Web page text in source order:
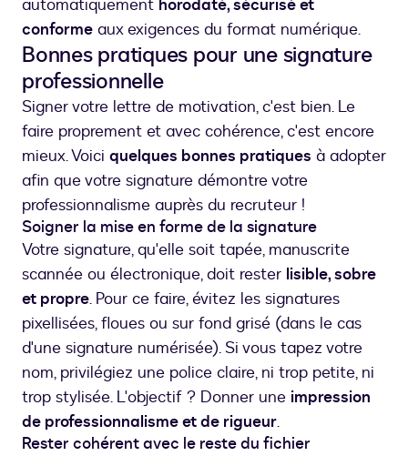
automatiquement horodaté, sécurisé et
conforme aux exigences du format numérique.
Bonnes pratiques pour une signature
professionnelle
Signer votre lettre de motivation, c'est bien. Le
faire proprement et avec cohérence, c'est encore
mieux. Voici quelques bonnes pratiques à adopter
afin que votre signature démontre votre
professionnalisme auprès du recruteur !
Soigner la mise en forme de la signature
Votre signature, qu'elle soit tapée, manuscrite
scannée ou électronique, doit rester lisible, sobre
et propre. Pour ce faire, évitez les signatures
pixellisées, floues ou sur fond grisé (dans le cas
d'une signature numérisée). Si vous tapez votre
nom, privilégiez une police claire, ni trop petite, ni
trop stylisée. L'objectif ? Donner une impression
de professionnalisme et de rigueur.
Rester cohérent avec le reste du fichier